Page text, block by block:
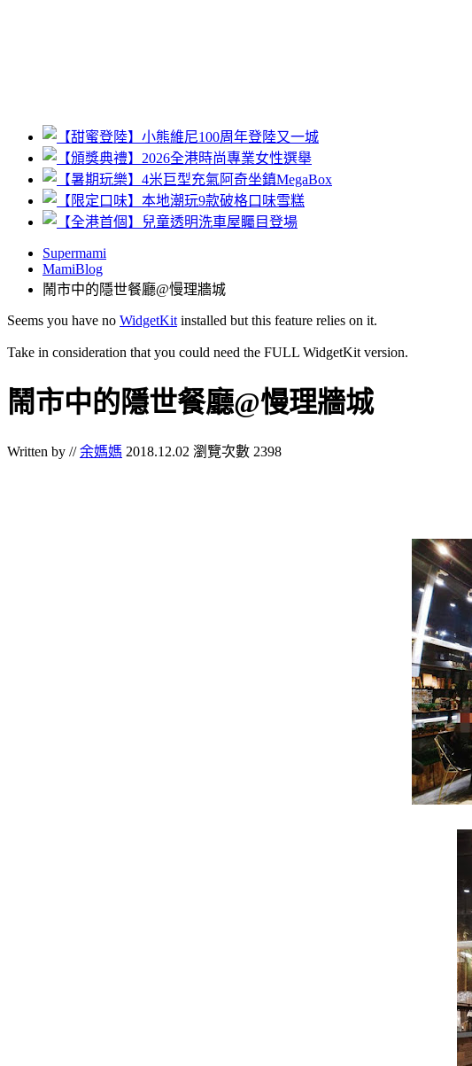
Supermami
MamiBlog
鬧市中的隱世餐廳@慢理牆城
Seems you have no WidgetKit installed but this feature relies on it.
Take in consideration that you could need the FULL WidgetKit version.
鬧市中的隱世餐廳@慢理牆城
Written by //余媽媽 2018.12.02 瀏覽次數 2398